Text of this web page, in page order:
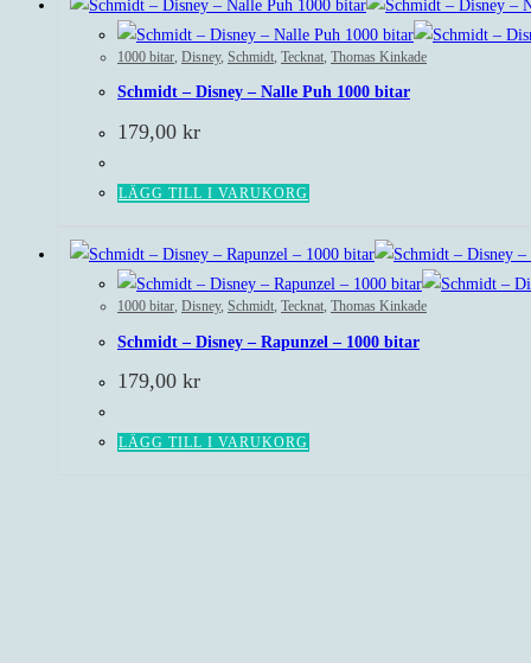
1000 bitar Disney, Schmidt Tecknat Thomas Kinkade
Schmidt – Disney – Nalle Puh 1000 bitar
179,00 kr
LÄGG TILL I VARUKORG
1000 bitar, Disney, Schmidt, Tecknat, Thomas Kinkade
Schmidt – Disney – Rapunzel – 1000 bitar
179,00 kr
LÄGG TILL I VARUKORG